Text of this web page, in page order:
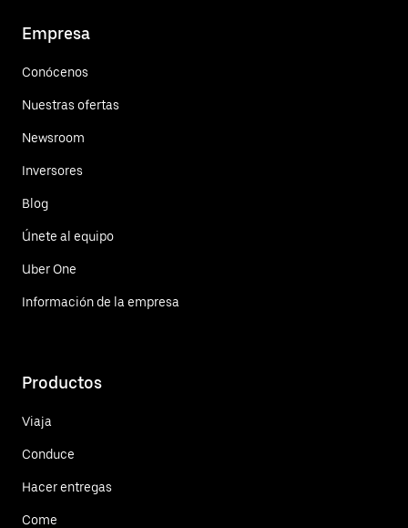
Empresa
Conócenos
Nuestras ofertas
Newsroom
Inversores
Blog
Únete al equipo
Uber One
Información de la empresa
Productos
Viaja
Conduce
Hacer entregas
Come